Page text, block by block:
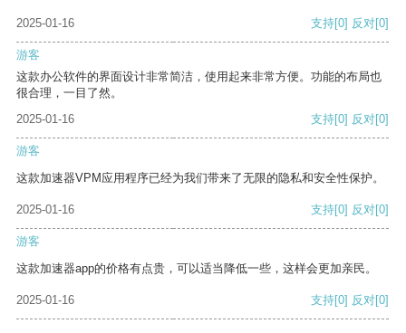
2025-01-16 支持[0] 反对[0]
游客
这款办公软件的界面设计非常简洁，使用起来非常方便。功能的布局也
很合理，一目了然。
2025-01-16
支持[0] 反对[0]
游客
这款加速器VPM应用程序已经为我们带来了无限的隐私和安全性保护。
2025-01-16 支持[0] 反对[0]
游客
这款加速器app的价格有点贵，可以适当降低一些，这样会更加亲民。
2025-01-16 支持[0] 反对[0]